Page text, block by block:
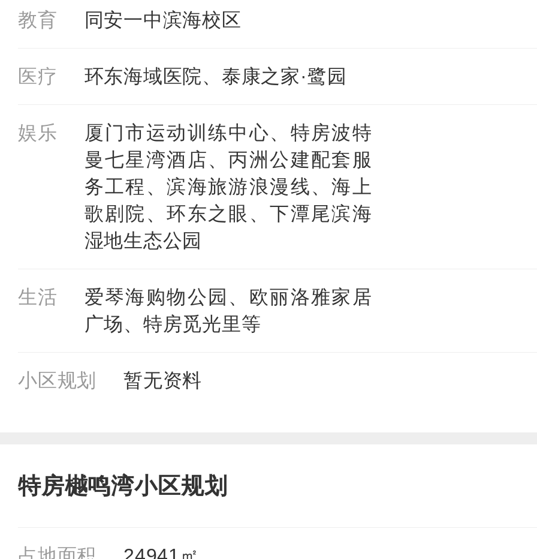
教育 同安一中滨海校区
医疗 环东海域医院、泰康之家·鹭园
娱乐
厦门市运动训练中心、特房波特
曼七星湾酒店、丙洲公建配套服
务工程、滨海旅游浪漫线、海上
歌剧院、环东之眼、下潭尾滨海
湿地生态公园
生活
爱琴海购物公园、欧丽洛雅家居
广场、特房觅光里等
小区规划 暂⽆资料
特房樾鸣湾小区规划